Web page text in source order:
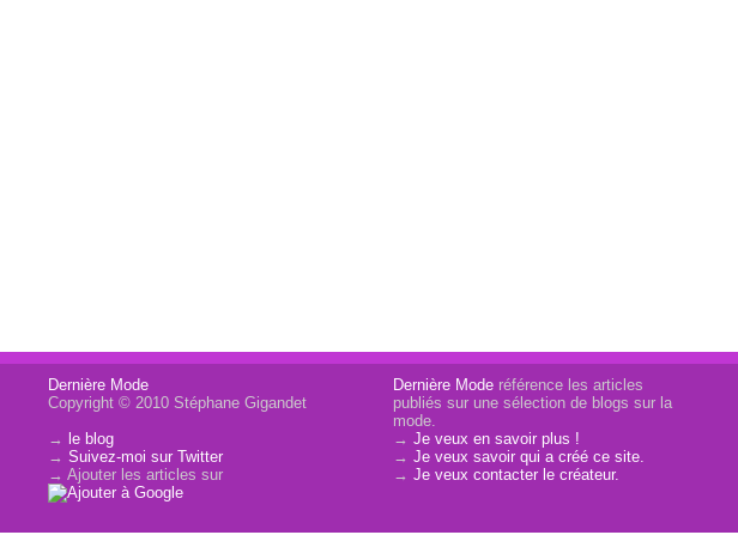
Dernière Mode
Copyright © 2010 Stéphane Gigandet
→le blog
→Suivez-moi sur Twitter
→ Ajouter les articles sur
Dernière Mode référence les articles
publiés sur une sélection de blogs sur la
mode.
→Je veux en savoir plus !
→Je veux savoir qui a créé ce site.
→Je veux contacter le créateur.